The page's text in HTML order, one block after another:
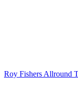
Roy Fishers Allround